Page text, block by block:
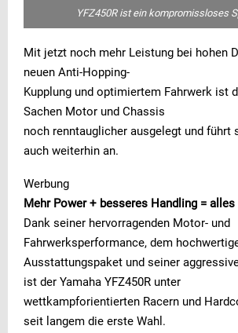
YFZ450R ist ein kompromissloses
Mit jetzt noch mehr Leistung bei hohen
neuen Anti-Hopping-
Kupplung und optimiertem Fahrwerk ist
Sachen Motor und Chassis
noch renntauglicher ausgelegt und führt
auch weiterhin an.
Werbung
Mehr Power + besseres Handling =
Dank seiner hervorragenden Motor- und
Fahrwerksperformance, dem
Ausstattungspaket und seiner
ist der Yamaha YFZ450R unter
wettkampforientierten Racern und
seit langem die erste Wahl.